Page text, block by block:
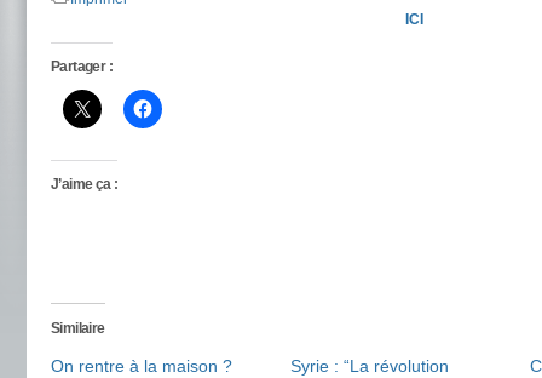
ICI
Partager :
J’aime ça :
Similaire
On rentre à la maison ?
Syrie : “La révolution